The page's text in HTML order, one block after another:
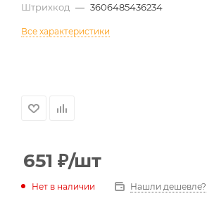
Штрихкод — 3606485436234
Все характеристики
651 ₽/шт
Нет в наличии Нашли дешевле?